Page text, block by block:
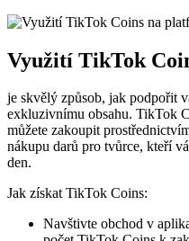
Využití TikTok
je skvělý způsob, jak podpořit
exkluzivnímu obsahu. TikTok
můžete zakoupit
nákupu darů pro tvůrce, kteří
den.
Jak získat TikTok Coins:
Navštivte obchod v